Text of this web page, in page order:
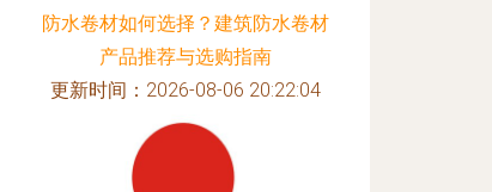
防水卷材如何选择？建筑防水卷材
产品推荐与选购指南
更新时间：2026-08-06 20:22:04